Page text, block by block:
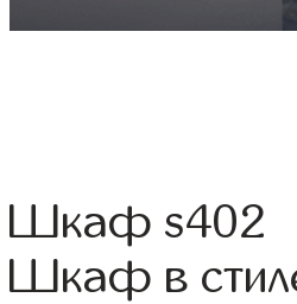
Шкаф s402
Шкаф в